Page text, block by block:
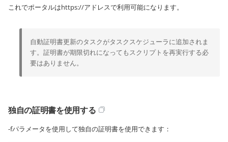
これでポータルはhttps://アドレスで利用可能になります。
自動証明書更新のタスクがタスクスケジューラに追加されま
す。証明書が期限切れになってもスクリプトを再実行する必
要はありません。
独自の証明書を使用する
-fパラメータを使用して独自の証明書を使用できます：